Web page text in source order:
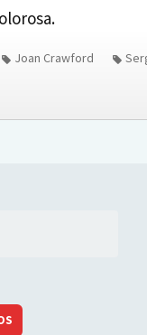
Joan Crawford